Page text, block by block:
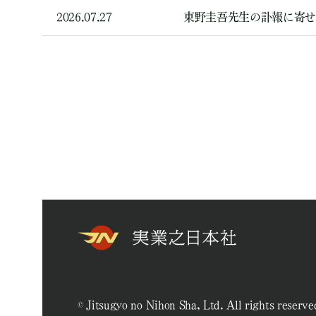
2026.07.27 東野圭吾先生の訃報に寄
© Jitsugyo no Nihon Sha, Ltd. All rights